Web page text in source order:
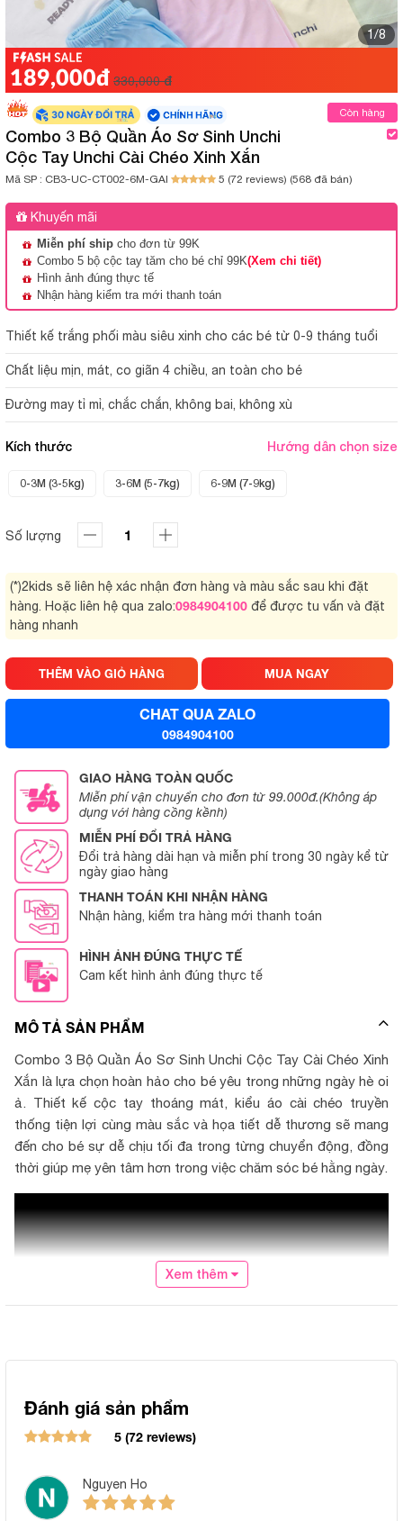
1/8
189,000đ 330,000 đ
Combo 3 Bộ Quần Áo Sơ Sinh Unchi
Cộc Tay Unchi Cài Chéo Xinh Xắn
Còn hàng
Mã SP : CB3-UC-CT002-6M-GAI 5 (72 reviews) (568 đã bán)
Khuyến mãi
Miễn phí ship cho đơn từ 99K
Combo 5 bộ cộc tay tăm cho bé chỉ 99K(Xem chi tiết)
Hình ảnh đúng thực tế
Nhận hàng kiểm tra mới thanh toán
Thiết kế trắng phối màu siêu xinh cho các bé từ 0-9 tháng tuổi
Chất liệu mịn, mát, co giãn 4 chiều, an toàn cho bé
Đường may tỉ mỉ, chắc chắn, không bai, không xù
Kích thước Hướng dẫn chọn size
0-3M (3-5kg) 3-6M (5-7kg) 6-9M (7-9kg)
Số lượng
(*)2kids sẽ liên hệ xác nhận đơn hàng và màu sắc sau khi đặt
hàng. Hoặc liên hệ qua zalo:0984904100 để được tu vấn và đặt
hàng nhanh
THÊM VÀO GIỎ HÀNG MUA NGAY
CHAT QUA ZALO
0984904100
GIAO HÀNG TOÀN QUỐC
Miễn phí vận chuyển cho đơn từ 99.000đ.(Không áp
dụng với hàng cồng kềnh)
MIỄN PHÍ ĐỔI TRẢ HÀNG
Đổi trả hàng dài hạn và miễn phí trong 30 ngày kể từ
ngày giao hàng
THANH TOÁN KHI NHẬN HÀNG
Nhận hàng, kiểm tra hàng mới thanh toán
HÌNH ẢNH ĐÚNG THỰC TẾ
Cam kết hình ảnh đúng thực tế
MÔ TẢ SẢN PHẨM
Combo 3 Bộ Quần Áo Sơ Sinh Unchi Cộc Tay Cài Chéo Xinh
Xắn là lựa chọn hoàn hảo cho bé yêu trong những ngày hè oi
ả. Thiết kế cộc tay thoáng mát, kiểu áo cài chéo truyền
thống tiện lợi cùng màu sắc và họa tiết dễ thương sẽ mang
đến cho bé sự dễ chịu tối đa trong từng chuyển động, đồng
thời giúp mẹ yên tâm hơn trong việc chăm sóc bé hằng ngày.
Xem thêm
Đánh giá sản phẩm
5 (72 reviews)
Nguyen Ho